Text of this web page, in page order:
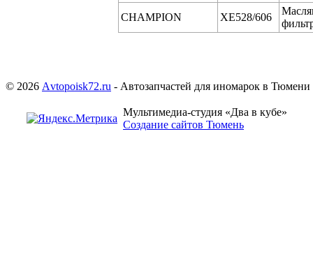
CHAMPION
XE528/606
© 2026 Аvtopoisk72.ru - Автозапчастей для иномарок в Тюмени
Мультимедиа-студия «Два в кубе»
Создание сайтов Тюмень